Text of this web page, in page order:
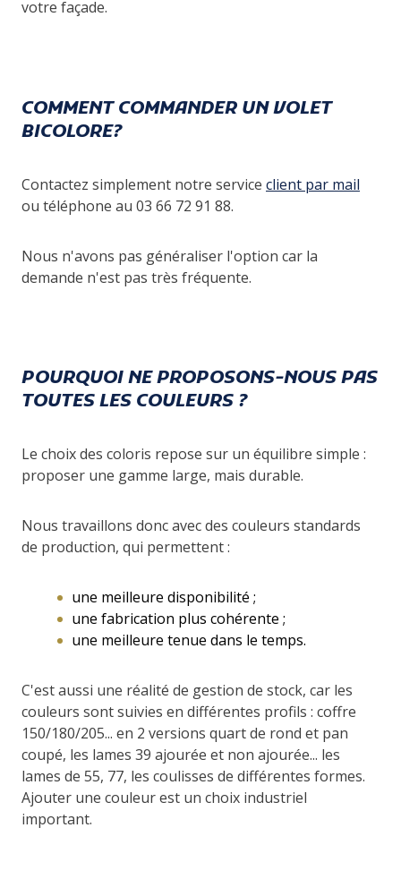
votre façade.
COMMENT COMMANDER UN VOLET
BICOLORE?
Contactez simplement notre service client par mail
ou téléphone au 03 66 72 91 88.
Nous n'avons pas généraliser l'option car la
demande n'est pas très fréquente.
POURQUOI NE PROPOSONS-NOUS PAS
TOUTES LES COULEURS ?
Le choix des coloris repose sur un équilibre simple :
proposer une gamme large, mais durable.
Nous travaillons donc avec des couleurs standards
de production, qui permettent :
une meilleure disponibilité ;
une fabrication plus cohérente ;
une meilleure tenue dans le temps.
C'est aussi une réalité de gestion de stock, car les
couleurs sont suivies en différentes profils : coffre
150/180/205... en 2 versions quart de rond et pan
coupé, les lames 39 ajourée et non ajourée... les
lames de 55, 77, les coulisses de différentes formes.
Ajouter une couleur est un choix industriel
important.